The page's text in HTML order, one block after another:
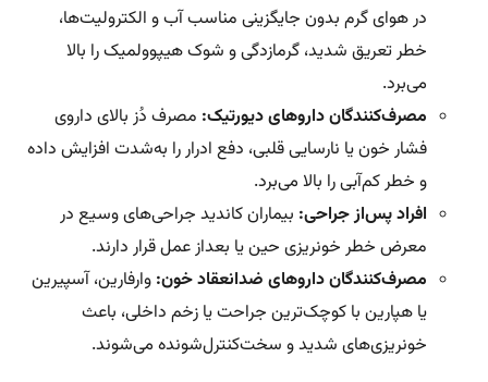
در هوای گرم بدون جایگزینی مناسب آب و الکترولیت‌ها،
خطر تعریق شدید، گرمازدگی و شوک هیپوولمیک را بالا
می‌برد.
مصرف‌کنندگان داروهای دیورتیک: مصرف دُز بالای داروی
فشار خون یا نارسایی قلبی، دفع ادرار را به‌شدت افزایش داده
و خطر کم‌آبی را بالا می‌برد.
افراد پس‌از جراحی: بیماران کاندید جراحی‌های وسیع در
معرض خطر خونریزی حین یا بعداز عمل قرار دارند.
مصرف‌کنندگان داروهای ضدانعقاد خون: وارفارین، آسپیرین
یا هپارین با کوچک‌ترین جراحت یا زخم داخلی، باعث
خونریزی‌های شدید و سخت‌کنترل‌شونده می‌شوند.